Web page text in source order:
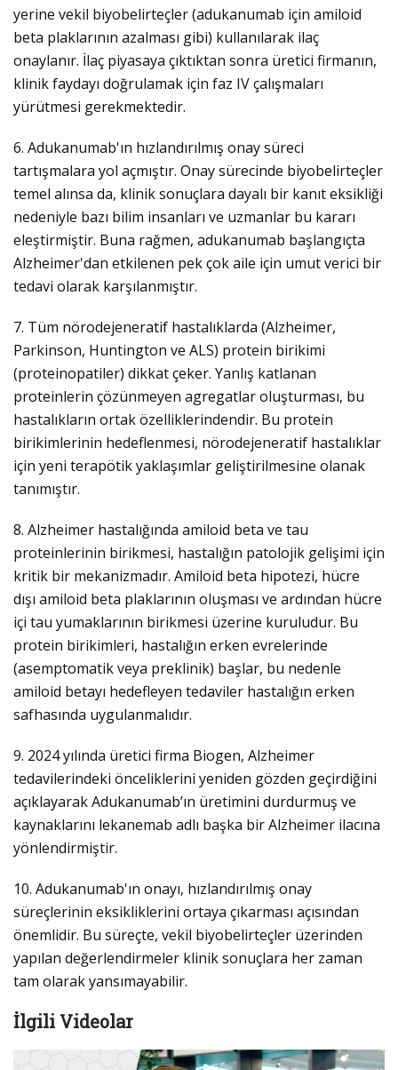
yerine vekil biyobelirteçler (adukanumab için amiloid
beta plaklarının azalması gibi) kullanılarak ilaç
onaylanır. İlaç piyasaya çıktıktan sonra üretici firmanın,
klinik faydayı doğrulamak için faz IV çalışmaları
yürütmesi gerekmektedir.
6. Adukanumab'ın hızlandırılmış onay süreci
tartışmalara yol açmıştır. Onay sürecinde biyobelirteçler
temel alınsa da, klinik sonuçlara dayalı bir kanıt eksikliği
nedeniyle bazı bilim insanları ve uzmanlar bu kararı
eleştirmiştir. Buna rağmen, adukanumab başlangıçta
Alzheimer'dan etkilenen pek çok aile için umut verici bir
tedavi olarak karşılanmıştır.
7. Tüm nörodejeneratif hastalıklarda (Alzheimer,
Parkinson, Huntington ve ALS) protein birikimi
(proteinopatiler) dikkat çeker. Yanlış katlanan
proteinlerin çözünmeyen agregatlar oluşturması, bu
hastalıkların ortak özelliklerindendir. Bu protein
birikimlerinin hedeflenmesi, nörodejeneratif hastalıklar
için yeni terapötik yaklaşımlar geliştirilmesine olanak
tanımıştır.
8. Alzheimer hastalığında amiloid beta ve tau
proteinlerinin birikmesi, hastalığın patolojik gelişimi için
kritik bir mekanizmadır. Amiloid beta hipotezi, hücre
dışı amiloid beta plaklarının oluşması ve ardından hücre
içi tau yumaklarının birikmesi üzerine kuruludur. Bu
protein birikimleri, hastalığın erken evrelerinde
(asemptomatik veya preklinik) başlar, bu nedenle
amiloid betayı hedefleyen tedaviler hastalığın erken
safhasında uygulanmalıdır.
9. 2024 yılında üretici firma Biogen, Alzheimer
tedavilerindeki önceliklerini yeniden gözden geçirdiğini
açıklayarak Adukanumab’ın üretimini durdurmuş ve
kaynaklarını lekanemab adlı başka bir Alzheimer ilacına
yönlendirmiştir.
10. Adukanumab'ın onayı, hızlandırılmış onay
süreçlerinin eksikliklerini ortaya çıkarması açısından
önemlidir. Bu süreçte, vekil biyobelirteçler üzerinden
yapılan değerlendirmeler klinik sonuçlara her zaman
tam olarak yansımayabilir.
İlgili Videolar